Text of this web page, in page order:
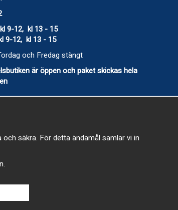
9-12, kl 13 - 15
9-12, kl 13 - 15
och Fredag stängt
är öppen och paket skickas hela
säkra. För detta ändamål samlar vi in